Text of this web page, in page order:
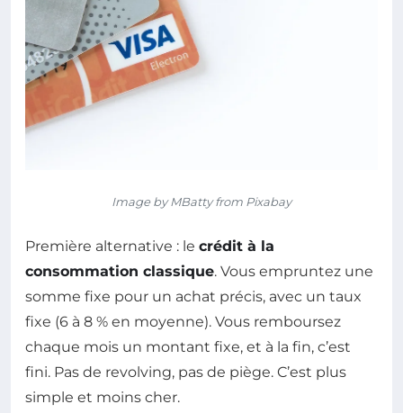
Image by MBatty from Pixabay
Première alternative : le crédit à la
consommation classique. Vous empruntez une
somme fixe pour un achat précis, avec un taux
fixe (6 à 8 % en moyenne). Vous remboursez
chaque mois un montant fixe, et à la fin, c’est
fini. Pas de revolving, pas de piège. C’est plus
simple et moins cher.